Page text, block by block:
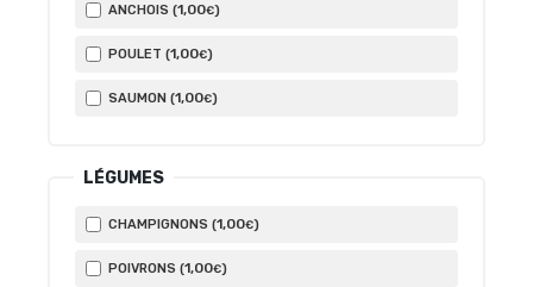
ANCHOIS (1,00€)
POULET (1,00€)
SAUMON (1,00€)
LÉGUMES
CHAMPIGNONS (1,00€)
POIVRONS (1,00€)